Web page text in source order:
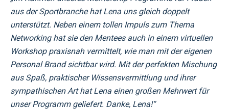
aus der Sportbranche hat Lena uns gleich doppelt
unterstützt. Neben einem tollen Impuls zum Thema
Networking hat sie den Mentees auch in einem virtuellen
Workshop praxisnah vermittelt, wie man mit der eigenen
Personal Brand sichtbar wird. Mit der perfekten Mischung
aus Spaß, praktischer Wissensvermittlung und ihrer
sympathischen Art hat Lena einen großen Mehrwert für
unser Programm geliefert. Danke, Lena!“